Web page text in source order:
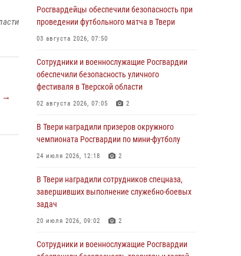
→
Росгвардейцы в Твери приняли участие в
Сотрудники вневедомственной охраны
совершили 250 выездов и пресекли 20
правонарушений за неделю в Тверской
27 июля 2026, 08:29
В Твери наградили призеров окружного
24 июля 2026, 12:18 2
Росгвардейцы оказали помощь водителю на
дороге в городе Кашин
Росгвардейцы обеспечили безопасность при
проведении футбольного матча в Твери
03 августа 2026, 07:50
Сотрудники и военнослужащие Росгвардии
обеспечили безопасность уличного
фестиваля в Тверской области
02 августа 2026, 07:05 2
В Твери наградили призеров окружного
чемпионата Росгвардии по мини-футболу
24 июля 2026, 12:18 2
В Твери наградили сотрудников спецназа,
завершивших выполнение служебно-боевых
задач
20 июля 2026, 09:02 2
Сотрудники и военнослужащие Росгвардии